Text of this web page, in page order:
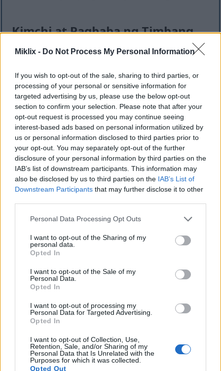
Miklix - Do Not Process My Personal Information
If you wish to opt-out of the sale, sharing to third parties, or
processing of your personal or sensitive information for
targeted advertising by us, please use the below opt-out
section to confirm your selection. Please note that after your
opt-out request is processed you may continue seeing
interest-based ads based on personal information utilized by
us or personal information disclosed to third parties prior to
your opt-out. You may separately opt-out of the further
disclosure of your personal information by third parties on the
IAB’s list of downstream participants. This information may
also be disclosed by us to third parties on the IAB’s List of
Downstream Participants that may further disclose it to other
Please note that this website/app uses one or more Google
not limited to your visit or usage behaviour. You may click to
grant or deny consent to Google and its third-party tags to
use your data for below specified purposes in below Google
consent section.
Personal Data Processing Opt Outs
I want to opt-out of the Sharing of my
personal data.
Opted In
I want to opt-out of the Sale of my
Personal Data.
Opted In
I want to opt-out of processing my
Personal Data for Targeted Advertising.
Opted In
I want to opt-out of Collection, Use,
Retention, Sale, and/or Sharing of my
Personal Data that Is Unrelated with the
Purposes for which it was collected.
Opted Out
Kimchi at Pagbaba ng Timbang
Ang kimchi ay isang mainam na pagpipilian para sa
calories, kaya perpekto ito para sa maraming diet.
Sa ganitong paraan, masisiyahan ka sa kumpletong
pagkain nang hindi kakain nang sobra.
Mayaman din sa fiber ang kimchi. Nakakatulong ito
para mas matagal kang makaramdam ng busog. Mas
madaling kontrolin kung gaano karami ang iyong
kinakain at kinakain na meryenda.
Ipinapakita ng mga pag-aaral na ang kimchi ay
makakatulong sa pagkontrol ng timbang. Ang
regular na pagkain nito ay maaaring makatulong sa
iyo na magbawas ng timbang at taba sa katawan.
ng asukal sa dugo, na makakatulong sa
pamamahala ng timbang.
Mas masarap ang lasa ng kimchi sa iyong mga
sustansya nang walang dagdag na calorie. Kaya
naman mainam itong pagpipilian para sa mga
malusog.
Pagsuporta sa Kalusugan ng
Puso Gamit ang Kimchi